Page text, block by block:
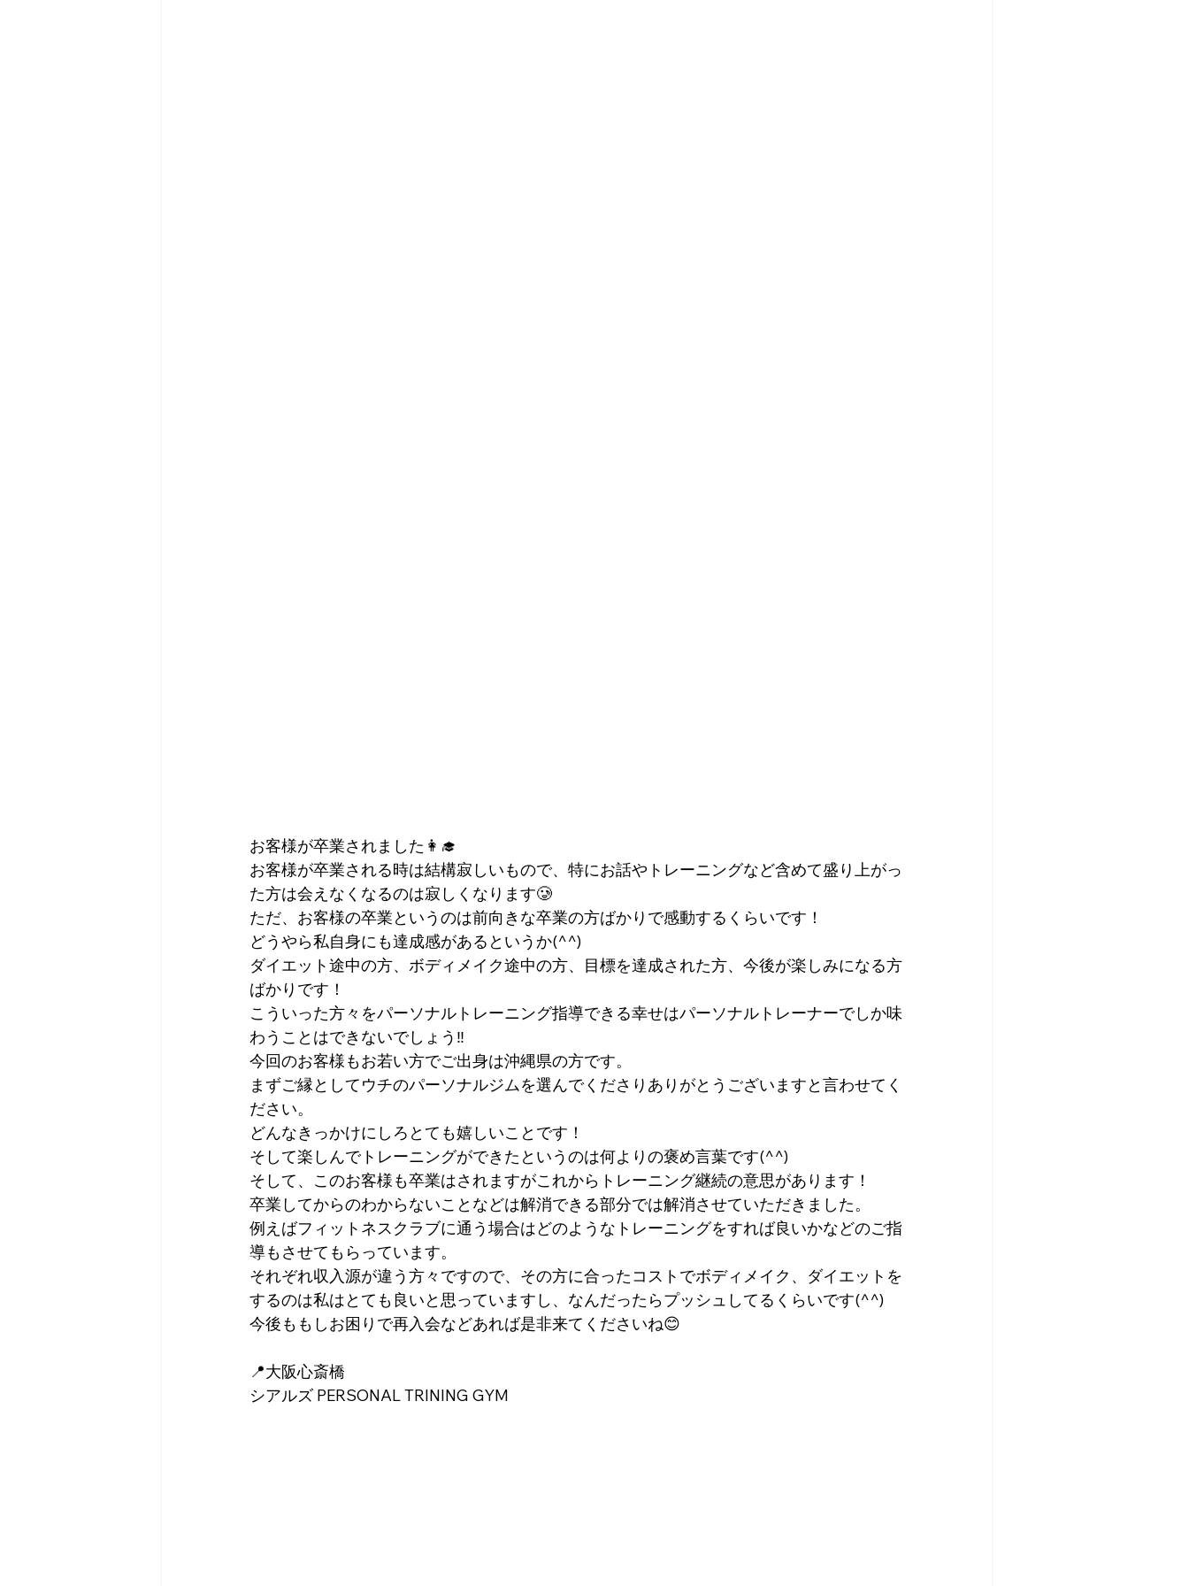
お客様が卒業されました👩‍🎓
お客様が卒業される時は結構寂しいもので、特にお話やトレーニングなど含めて盛り上がっ
た方は会えなくなるのは寂しくなります🥲
ただ、お客様の卒業というのは前向きな卒業の方ばかりで感動するくらいです！
どうやら私自身にも達成感があるというか(^^)
ダイエット途中の方、ボディメイク途中の方、目標を達成された方、今後が楽しみになる方
ばかりです！
こういった方々をパーソナルトレーニング指導できる幸せはパーソナルトレーナーでしか味
わうことはできないでしょう‼︎
今回のお客様もお若い方でご出身は沖縄県の方です。
まずご縁としてウチのパーソナルジムを選んでくださりありがとうございますと言わせてく
ださい。
どんなきっかけにしろとても嬉しいことです！
そして楽しんでトレーニングができたというのは何よりの褒め言葉です(^^)
そして、このお客様も卒業はされますがこれからトレーニング継続の意思があります！
卒業してからのわからないことなどは解消できる部分では解消させていただきました。
例えばフィットネスクラブに通う場合はどのようなトレーニングをすれば良いかなどのご指
導もさせてもらっています。
それぞれ収入源が違う方々ですので、その方に合ったコストでボディメイク、ダイエットを
するのは私はとても良いと思っていますし、なんだったらプッシュしてるくらいです(^^)
今後ももしお困りで再入会などあれば是非来てくださいね😊
📍大阪心斎橋
シアルズ PERSONAL TRINING GYM